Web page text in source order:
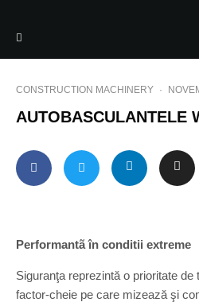
CONSTRUCTION MACHINERY ·
AUTOBASCULANTELE
Performantã în conditii extreme
Siguranţa reprezintă o prioritate de
factor-cheie pe care mizează şi